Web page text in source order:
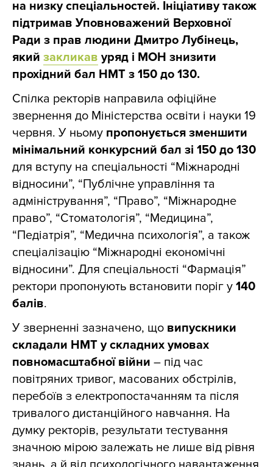
на низку спеціальностей. Ініціативу також
підтримав Уповноважений Верховної
Ради з прав людини Дмитро Лубінець,
який закликав уряд і МОН знизити
прохідний бал НМТ з 150 до 130.
Спілка ректорів направила офіційне
звернення до Міністерства освіти і науки 19
червня. У ньому пропонується зменшити
мінімальний конкурсний бал зі 150 до 130
для вступу на спеціальності “Міжнародні
відносини”, “Публічне управління та
адміністрування”, “Право”, “Міжнародне
право”, “Стоматологія”, “Медицина”,
“Педіатрія”, “Медична психологія”, а також
спеціалізацію “Міжнародні економічні
відносини”. Для спеціальності “Фармація”
ректори пропонують встановити поріг у 140
балів.
У зверненні зазначено, що випускники
складали НМТ у складних умовах
повномасштабної війни – під час
повітряних тривог, масованих обстрілів,
перебоїв з електропостачанням та після
тривалого дистанційного навчання. На
думку ректорів, результати тестування
значною мірою залежать не лише від рівня